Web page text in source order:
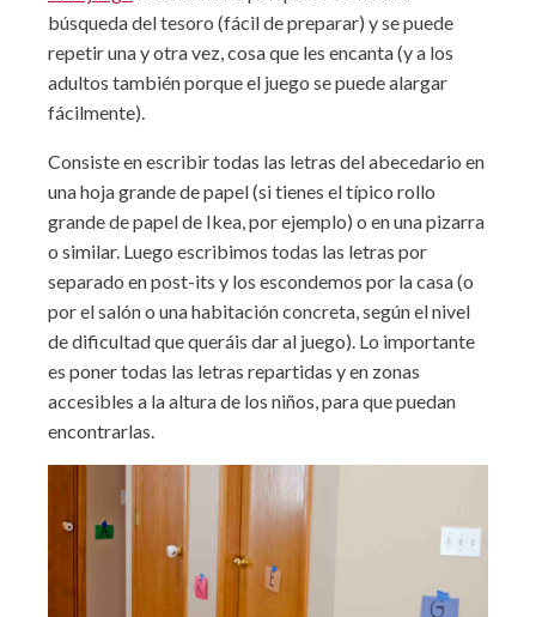
búsqueda del tesoro (fácil de preparar) y se puede
repetir una y otra vez, cosa que les encanta (y a los
adultos también porque el juego se puede alargar
fácilmente).
Consiste en escribir todas las letras del abecedario en
una hoja grande de papel (si tienes el típico rollo
grande de papel de Ikea, por ejemplo) o en una pizarra
o similar. Luego escribimos todas las letras por
separado en post-its y los escondemos por la casa (o
por el salón o una habitación concreta, según el nivel
de dificultad que queráis dar al juego). Lo importante
es poner todas las letras repartidas y en zonas
accesibles a la altura de los niños, para que puedan
encontrarlas.